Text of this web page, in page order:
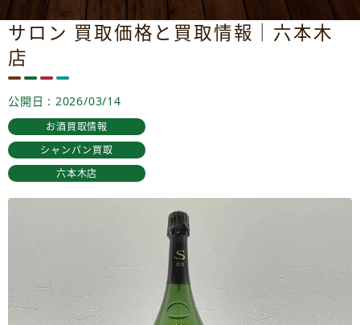
サロン 買取価格と買取情報｜六本木
店
公開日 : 2026/03/14
お酒買取情報
シャンパン買取
六本木店